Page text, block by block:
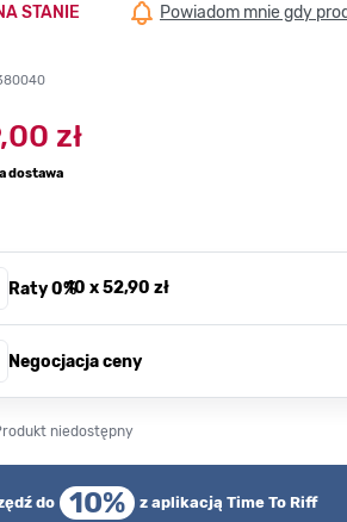
STANIE
Powiadom mnie gdy
zł
dostawa
Raty 0%, 10 x52,90 zł
Negocjacja ceny
niedostępny
do 10% z aplikacją Time To Riff